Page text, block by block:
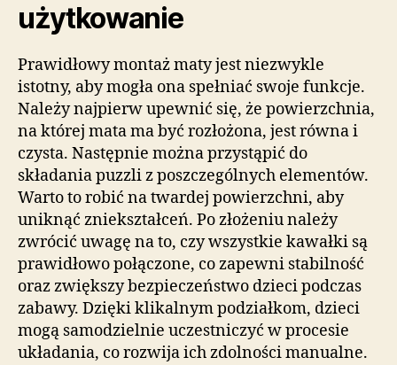
użytkowanie
Prawidłowy montaż maty jest niezwykle
istotny, aby mogła ona spełniać swoje funkcje.
Należy najpierw upewnić się, że powierzchnia,
na której mata ma być rozłożona, jest równa i
czysta. Następnie można przystąpić do
składania puzzli z poszczególnych elementów.
Warto to robić na twardej powierzchni, aby
uniknąć zniekształceń. Po złożeniu należy
zwrócić uwagę na to, czy wszystkie kawałki są
prawidłowo połączone, co zapewni stabilność
oraz zwiększy bezpieczeństwo dzieci podczas
zabawy. Dzięki klikalnym podziałkom, dzieci
mogą samodzielnie uczestniczyć w procesie
układania, co rozwija ich zdolności manualne.